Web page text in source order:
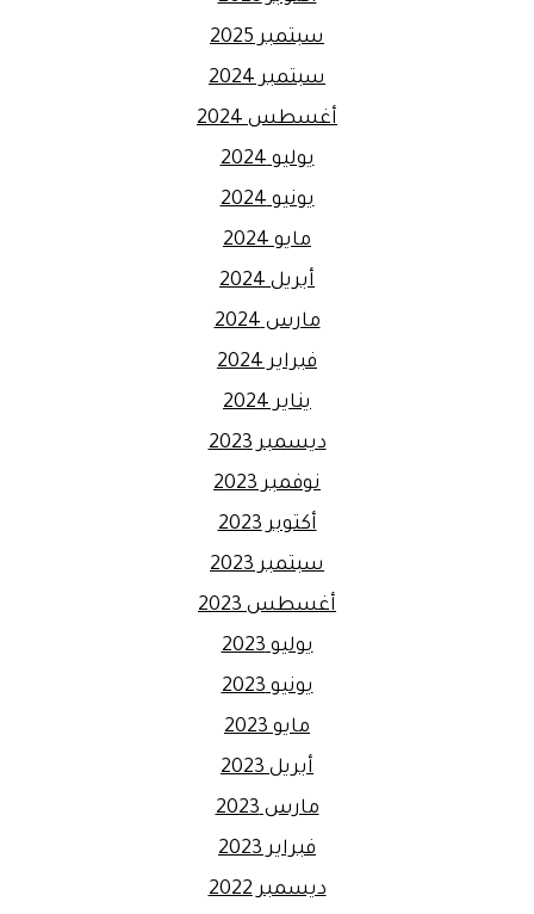
سبتمبر 2025
سبتمبر 2024
أغسطس 2024
يوليو 2024
يونيو 2024
مايو 2024
أبريل 2024
مارس 2024
فبراير 2024
يناير 2024
ديسمبر 2023
نوفمبر 2023
أكتوبر 2023
سبتمبر 2023
أغسطس 2023
يوليو 2023
يونيو 2023
مايو 2023
أبريل 2023
مارس 2023
فبراير 2023
ديسمبر 2022